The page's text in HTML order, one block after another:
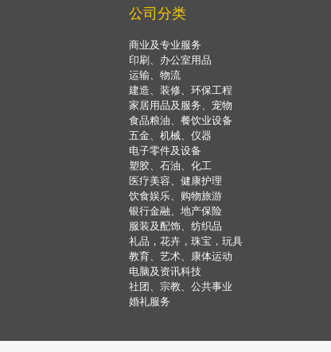
公司分类
商业及专业服务
印刷、办公室用品
运输、物流
建造、装修、环保工程
家居用品及服务、宠物
食品粮油、餐饮业设备
五金、机械、仪器
电子零件及设备
塑胶、石油、化工
医疗美容、健康护理
饮食娱乐、购物旅游
银行金融、地产保险
服装及配饰、纺织品
礼品，花卉，珠宝，玩具
教育、艺术、康体运动
电脑及资讯科技
社团、宗教、公共事业
婚礼服务